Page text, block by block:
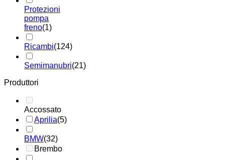
Protezioni
pompa
freno(1)
Ricambi(124)
Semimanubri(21)
Produttori
Accossato
Aprilia(5)
BMW(32)
Brembo